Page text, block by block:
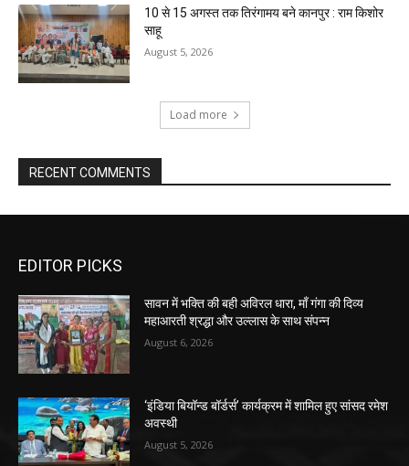
10 से 15 अगस्त तक तिरंगामय बने कानपुर : राम किशोर
साहू
August 5, 2026
Load more
RECENT COMMENTS
EDITOR PICKS
सावन में भक्ति की बही अविरल धारा, माँ गंगा की दिव्य
महाआरती श्रद्धा और उल्लास के साथ संपन्न
August 6, 2026
‘इंडिया बियॉन्ड बॉर्डर्स’ कार्यक्रम में शामिल हुए सांसद रमेश
अवस्थी
August 5, 2026